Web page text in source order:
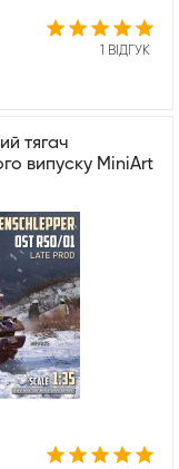
1 ВІДГУК
тягач
випуску MiniArt